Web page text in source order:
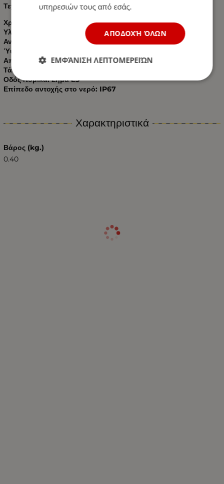
Τεχνικές προδιαγραφές
Χρώματα Led: Κόκκινο, Λευκό
Υλικό: Καουτσούκ βαρέως τύπου
Αντικραδασμικό, Αδιάβροχο
Ύψος: 185 mm (7,28")
Απόσταση μεταξύ οπών τοποθέτησης: 70 mm (2,75")
Τάση λειτουργίας: 24V
Οδός Νομικά: Σήμα Ε9
Επίπεδο αντοχής στο νερό: IP67
Χαρακτηριστικά
Βάρος (kg.)
0.40
υπηρεσιών τους από εσάς.
ΑΠΟΔΟΧΉ ΌΛΩΝ
ΕΜΦΆΝΙΣΗ ΛΕΠΤΟΜΕΡΕΙΏΝ